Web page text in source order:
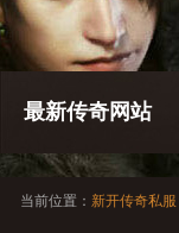
最新传奇网站
当前位置： 新开传奇私服